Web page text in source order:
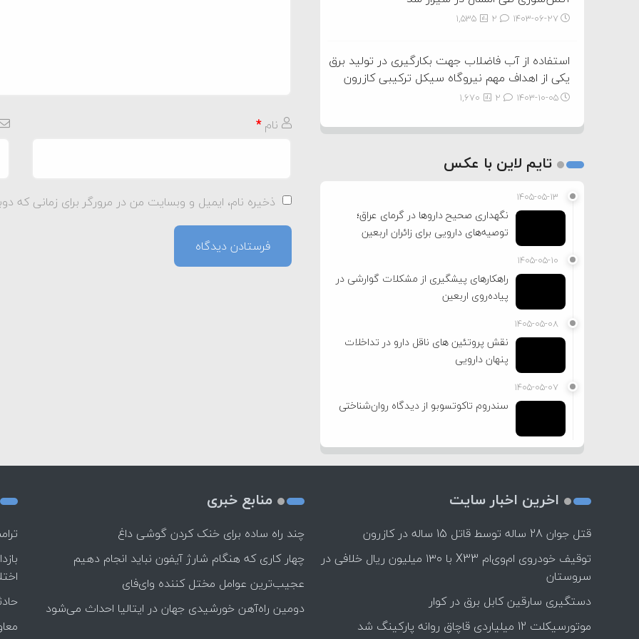
نام*
ذخیره نام، ایمیل و وبسایت من در مرورگر برای زمانی که
۱۴۰۳-۰۶-۲۷ 1,535
استفاده از آب فاضلاب جهت بکارگیری در تولید برق
یکی از اهداف مهم نیروگاه سیکل ترکیبی کازرون
۱۴۰۳-۱۰-۰۵ 1,670
تایم لاین با عکس
۱۴۰۵-۰۵-۱۳
نگهداری صحیح داروها در گرمای عراق؛
توصیه‌های دارویی برای زائران اربعین
۱۴۰۵-۰۵-۱۰
راهکارهای پیشگیری از مشکلات گوارشی در
پیاده‌روی اربعین
۱۴۰۵-۰۵-۰۸
نقش پروتئین های ناقل دارو در تداخلات
پنهان دارویی
۱۴۰۵-۰۵-۰۷
سندروم تاکوتسوبو از دیدگاه روان‌شناختی
اخرین اخبار سایت
قتل جوان 28 ساله توسط قاتل 15 ساله در کازرون
توقیف خودروی ام‌وی‌ام X33 با ۱۳۰ میلیون ریال خلافی در
سروستان
دستگیری سارقین کابل برق در کوار
موتورسيكلت 12 ميلياردی قاچاق روانه پاركينگ شد
منابع خبری
چند راه‌ ساده برای خنک کردن گوشی داغ
چهار کاری که هنگام شارژ آیفون نباید انجام دهیم
عجیب‌ترین عوامل مختل کننده وای‌فای
دومین راه‌آهن خورشیدی جهان در ایتالیا احداث می‌شود